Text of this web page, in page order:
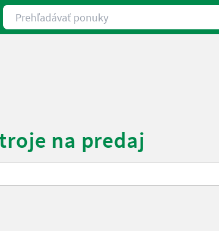
Prehľadávať ponuky
na predaj